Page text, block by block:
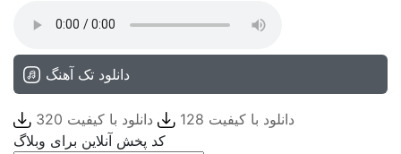
دانلود تک آهنگ
دانلود با کیفیت 128
دانلود با کیفیت 320
کد پخش آنلاین برای وبلاگ